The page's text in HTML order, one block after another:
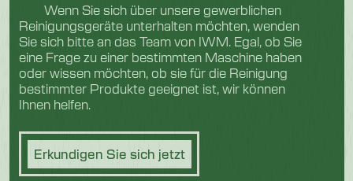
Wenn Sie sich über unsere gewerblichen
Reinigungsgeräte unterhalten möchten, wenden
Sie sich bitte an das Team von IWM. Egal, ob Sie
eine Frage zu einer bestimmten Maschine haben
oder wissen möchten, ob sie für die Reinigung
bestimmter Produkte geeignet ist, wir können
Ihnen helfen.
Erkundigen Sie sich jetzt